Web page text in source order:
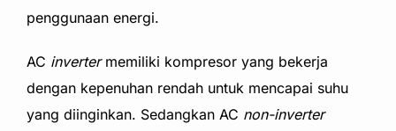
penggunaan energi.
AC invertermemiliki kompresor yang bekerja
dengan kepenuhan rendah untuk mencapai suhu
yang diinginkan. Sedangkan AC non-inverter